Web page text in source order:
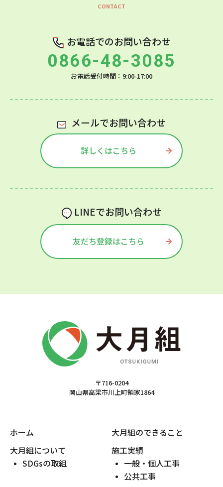
お電話でのお問い合わせ
0866-48-3085
お電話受付時間：9:00-17:00
メールでお問い合わせ
詳しくはこちら
LINEでお問い合わせ
友だち登録はこちら
〒716-0204
岡山県高梁市川上町領家1864
ホーム
大月組のできること
大月組について
SDGsの取組
施工実績
一般・個人工事
公共工事